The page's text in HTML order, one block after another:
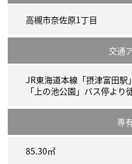
高槻市奈佐原1丁目
交通
JR東海道本線「摂津富田駅
「上の池公園」バス停より
専
85.30㎡